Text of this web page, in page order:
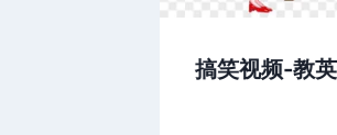
搞笑视频-教